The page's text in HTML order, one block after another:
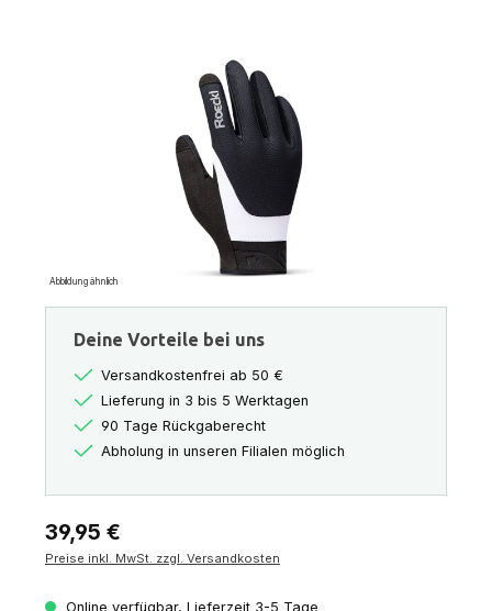
Abbildung ähnlich
Deine Vorteile bei uns
Versandkostenfrei ab 50 €
Lieferung in 3 bis 5 Werktagen
90 Tage Rückgaberecht
Abholung in unseren Filialen möglich
Regulärer Preis:
39,95 €
Preise inkl. MwSt. zzgl. Versandkosten
Online verfügbar, Lieferzeit 3-5 Tage